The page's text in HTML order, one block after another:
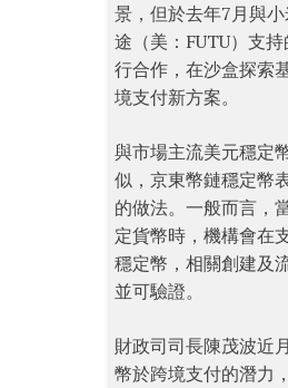
景，但於去年7月與
途（美：FUTU）支
行合作，在沙盒探索
境支付新方案。
與市場主流美元穩定
似，京東幣鏈穩定幣
的做法。一般而言，
定貨幣時，機構會在
穩定幣，相關創建及
並可驗證。
財政司司長陳茂波近
幣於跨境支付的潛力